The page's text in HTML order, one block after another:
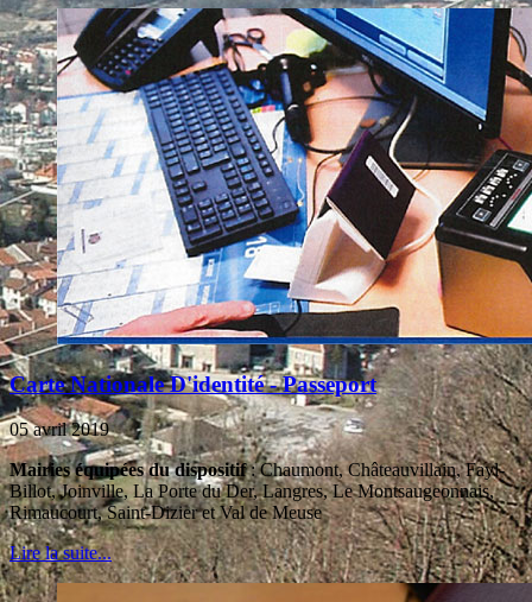
Carte Nationale D'identité - Passeport
05 avril 2019
Mairies équipées du dispositif: Chaumont, Châteauvillain, Fayl-
Billot, Joinville, La Porte du Der, Langres, Le Montsaugeonnais,
Rimaucourt, Saint-Dizier et Val de Meuse
Lire la suite...